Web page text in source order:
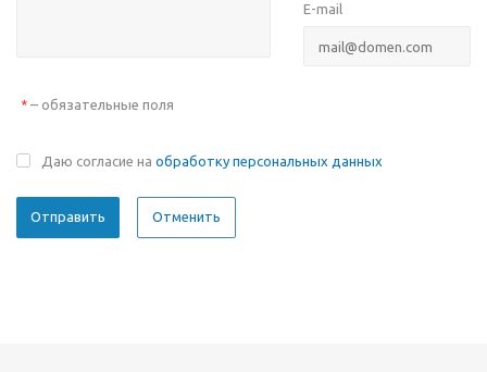
E-mail
* – обязательные поля
Даю согласие на обработку персональных данных
Отменить